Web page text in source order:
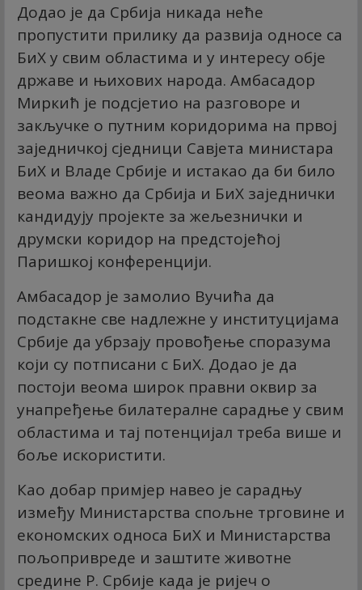
Додао је да Србија никада неће
пропустити прилику да развија односе са
БиХ у свим областима и у интересу обје
државе и њихових народа. Амбасадор
Миркић је подсјетио на разговоре и
закључке о путним коридорима на првој
заједничкој сједници Савјета министара
БиХ и Владе Србије и истакао да би било
веома важно да Србија и БиХ заједнички
кандидују пројекте за жељезнички и
друмски коридор на предстојећој
Паришкој конференцији.
Амбасадор је замолио Вучића да
подстакне све надлежне у институцијама
Србије да убрзају провођење споразума
који су потписани с БиХ. Додао је да
постоји веома широк правни оквир за
унапређење билатералне сарадње у свим
областима и тај потенцијал треба више и
боље искористити.
Као добар примјер навео је сарадњу
између Министарства спољне трговине и
економских односа БиХ и Министарства
пољопривреде и заштите животне
средине Р. Србије када је ријеч о